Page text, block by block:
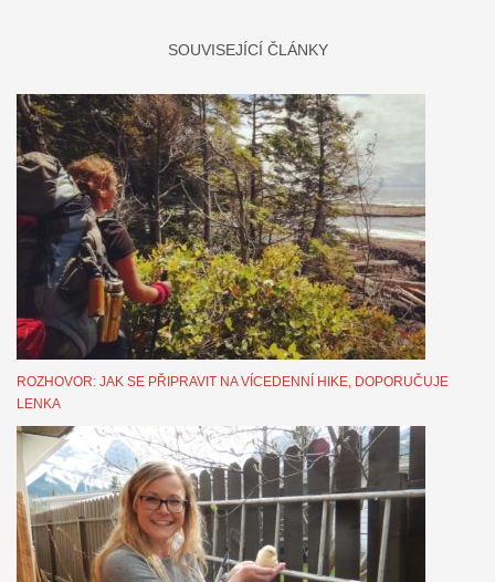
SOUVISEJÍCÍ ČLÁNKY
ROZHOVOR: JAK SE PŘIPRAVIT NA VÍCEDENNÍ HIKE, DOPORUČUJE
LENKA